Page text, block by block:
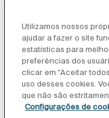
Notícias
Atendimento ao
Utilizamos nossos
ajudar a fazer o site
estatísticas para
preferências dos
clicar em "Aceitar
uso desses cookies.
que não são
Configurações de